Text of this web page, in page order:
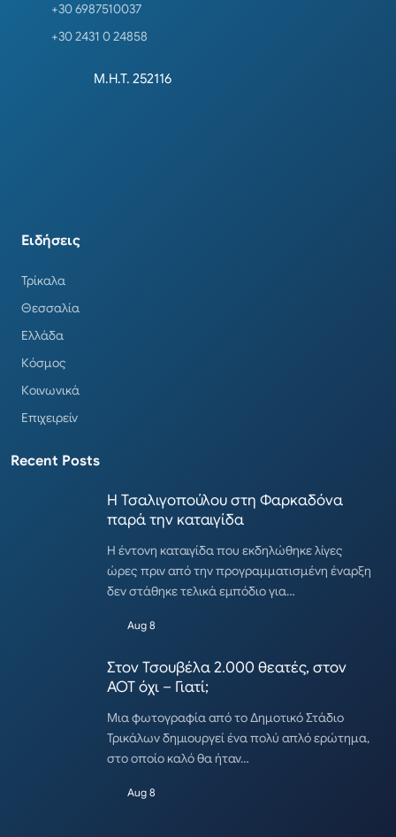
+30 6987510037
+30 2431 0 24858
Μ.Η.Τ. 252116
Ειδήσεις
Τρίκαλα
Θεσσαλία
Ελλάδα
Κόσμος
Κοινωνικά
Επιχειρείν
Recent Posts
Η Τσαλιγοπούλου στη Φαρκαδόνα
παρά την καταιγίδα
Η έντονη καταιγίδα που εκδηλώθηκε λίγες
ώρες πριν από την προγραμματισμένη έναρξη
δεν στάθηκε τελικά εμπόδιο για…
Aug 8
Στον Τσουβέλα 2.000 θεατές, στον
ΑΟΤ όχι – Γιατί;
Μια φωτογραφία από το Δημοτικό Στάδιο
Τρικάλων δημιουργεί ένα πολύ απλό ερώτημα,
στο οποίο καλό θα ήταν…
Aug 8